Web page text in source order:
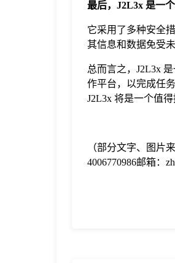
最后，J2L3x 是一个
它采用了多种安全
其信息和数据免受
总而言之，J2L3x
作平台，以完成任
J2L3x 将是一个值得
（部分文字、图片
4006770986邮箱：